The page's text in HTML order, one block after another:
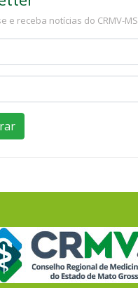
e receba notícias do CRMV-MS